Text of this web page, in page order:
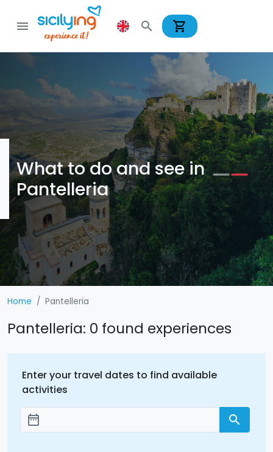
menu search shopping_cart
What to do and see in
Pantelleria
Home Pantelleria
Pantelleria: 0 found experiences
Enter your travel dates to find available
activities
Add dates
date_range search